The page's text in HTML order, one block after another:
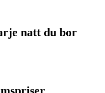
natt du bor